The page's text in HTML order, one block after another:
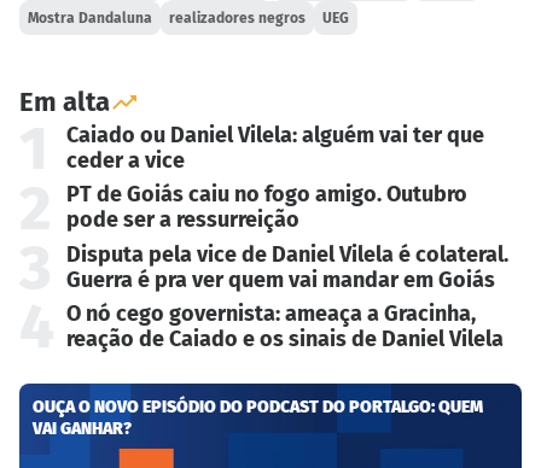
Mostra Dandaluna realizadores negros UEG
Em alta
Caiado ou Daniel Vilela: alguém vai ter que
ceder a vice
PT de Goiás caiu no fogo amigo. Outubro
pode ser a ressurreição
Disputa pela vice de Daniel Vilela é colateral.
Guerra é pra ver quem vai mandar em Goiás
O nó cego governista: ameaça a Gracinha,
reação de Caiado e os sinais de Daniel Vilela
OUÇA O NOVO EPISÓDIO DO PODCAST DO PORTALGO: QUEM
VAI GANHAR?